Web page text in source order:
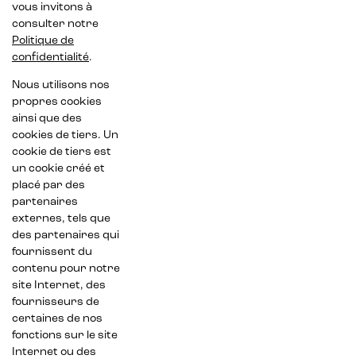
vous invitons à
consulter notre
Politique de
confidentialité.
Nous utilisons nos
propres cookies
ainsi que des
cookies de tiers. Un
cookie de tiers est
un cookie créé et
placé par des
partenaires
externes, tels que
des partenaires qui
fournissent du
contenu pour notre
site Internet, des
fournisseurs de
certaines de nos
fonctions sur le site
Internet ou des